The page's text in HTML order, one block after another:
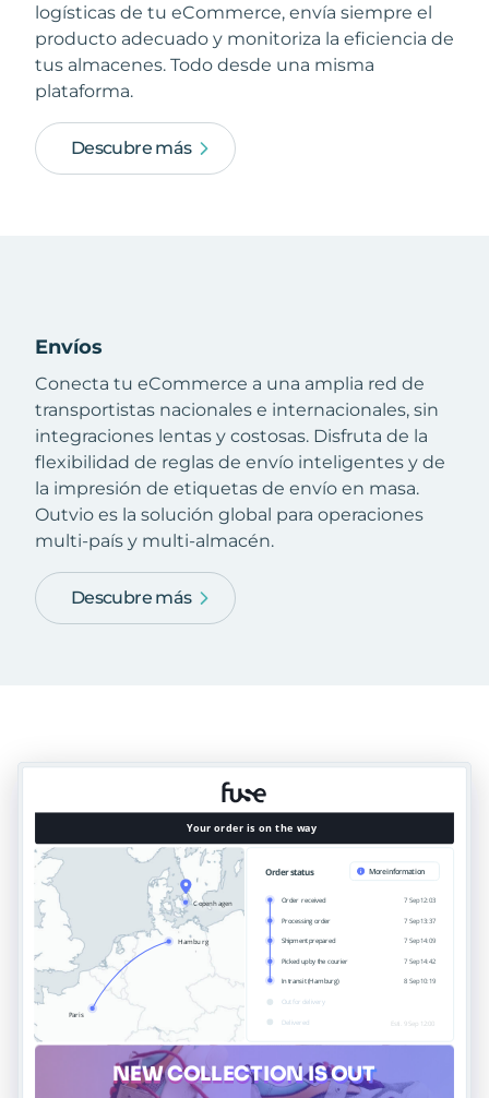
logísticas de tu eCommerce, envía siempre el
producto adecuado y monitoriza la eficiencia de
tus almacenes. Todo desde una misma
plataforma.
Descubre más
Envíos
Conecta tu eCommerce a una amplia red de
transportistas nacionales e internacionales, sin
integraciones lentas y costosas. Disfruta de la
flexibilidad de reglas de envío inteligentes y de
la impresión de etiquetas de envío en masa.
Outvio es la solución global para operaciones
multi-país y multi-almacén.
Descubre más